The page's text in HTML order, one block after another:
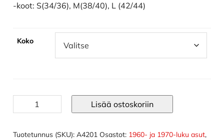
-koot: S(34/36), M(38/40), L (42/44)
Koko
Hapsuliivi
naisten
Lisää ostoskoriin
Tuotetunnus (SKU): A4201 Osastot: 1960- ja 1970-luku asut,